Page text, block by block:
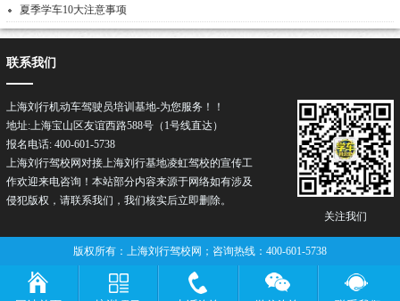
夏季学车10大注意事项
关注我们
联系我们
上海刘行机动车驾驶员培训基地-为您服务！！
地址:上海宝山区友谊西路588号（1号线直达）
报名电话: 400-601-5738
上海刘行驾校网对接上海刘行基地凌虹驾校的宣传工
作欢迎来电咨询！本站部分内容来源于网络如有涉及
侵犯版权，请联系我们，我们核实后立即删除。
版权所有：上海刘行驾校网；咨询热线：400-601-5738